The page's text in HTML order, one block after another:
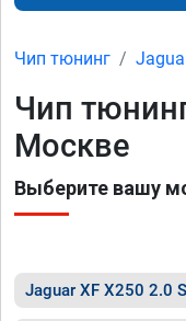
Чип тюнинг
Чип
Москве
Выберите вашу
Jaguar XF X250 2.0